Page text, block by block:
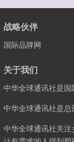
战略伙伴
国际品牌网
关于我们
中华全球通讯社是
中华全球通讯社是总
中华全球通讯社关注